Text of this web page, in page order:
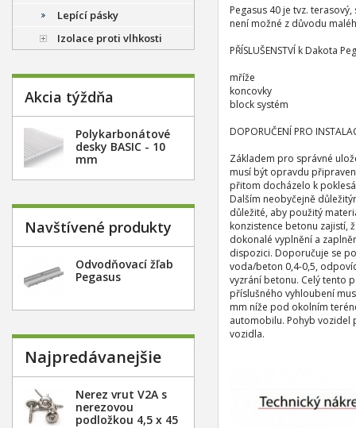
Pegasus 40 je tvz.
není možné z důvodu
PŘÍSLUŠENSTVÍ k Dakota
mříže
koncovky
block systém
DOPORUČENÍ PRO
Základem pro správné
musí být opravdu
přitom docházelo k
Dalším neobyčejně
důležité, aby použitý
konzistence betonu zajistí,
dokonalé vyplnění a
dispozici. Doporučuje se
voda/beton 0,4-0,5,
vyzrání betonu. Celý tento
příslušného vyhloubení
mm níže pod okolním
automobilu. Pohyb vozidel
vozidla.
Lepící pásky
Izolace proti vlhkosti
Akcia týždňa
Polykarbonátové
desky BASIC - 10
mm
Navštívené produkty
Odvodňovací žľab
Pegasus
Najpredávanejšie
Nerez vrut V2A s
nerezovou
podložkou 4,5 x 45